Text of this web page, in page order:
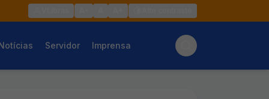
Servidor Imprensa